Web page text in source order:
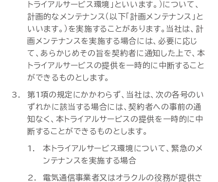
トライアルサービス環境」といいます。）について、
計画的なメンテナンス（以下「計画メンテナンス」と
いいます。）を実施することがあります。当社は、計
画メンテナンスを実施する場合には、必要に応じ
て、あらかじめその旨を契約者に通知した上で、本
トライアルサービスの提供を一時的に中断すること
ができるものとします。
第1項の規定にかかわらず、当社は、次の各号のい
ずれかに該当する場合には、契約者への事前の通
知なく、本トライアルサービスの提供を一時的に中
断することができるものとします。
本トライアルサービス環境について、緊急のメ
ンテナンスを実施する場合
電気通信事業者又はオラクルの役務が提供さ